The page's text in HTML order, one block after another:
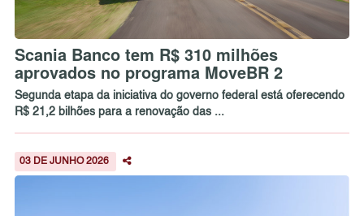
Scania Banco tem R$ 310 milhões
aprovados no programa MoveBR 2
Segunda etapa da iniciativa do governo federal está oferecendo
R$ 21,2 bilhões para a renovação das ...
03 DE JUNHO 2026